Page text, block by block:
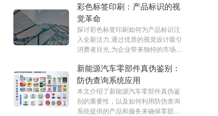
彩色标签印刷：产品标识的视
觉革命
探讨彩色标签印刷如何为产品标识注
入全新活力,通过优质的视觉设计吸引
消费者目光,为企业带来独特的市场竞
新能源汽车零部件真伪鉴别：
防伪查询系统应用
本文介绍了新能源汽车零部件真伪鉴
别的重要性，以及如何利用防伪查询
系统提供的产品和服务来确保零部件